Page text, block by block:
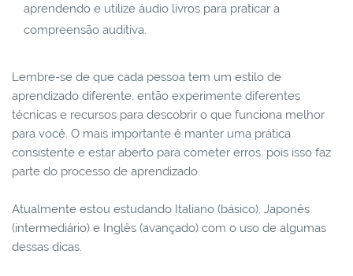
aprendendo e utilize áudio livros para praticar a
compreensão auditiva.
Lembre-se de que cada pessoa tem um estilo de
aprendizado diferente, então experimente diferentes
técnicas e recursos para descobrir o que funciona melhor
para você. O mais importante é manter uma prática
consistente e estar aberto para cometer erros, pois isso faz
parte do processo de aprendizado.
Atualmente estou estudando Italiano (básico), Japonês
(intermediário) e Inglês (avançado) com o uso de algumas
dessas dicas.